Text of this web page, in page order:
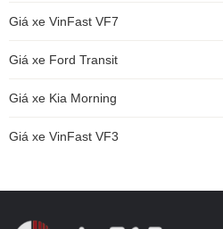
Giá xe VinFast VF7
Giá xe Ford Transit
Giá xe Kia Morning
Giá xe VinFast VF3